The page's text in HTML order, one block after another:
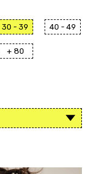
30 - 39 40 - 49
+ 80